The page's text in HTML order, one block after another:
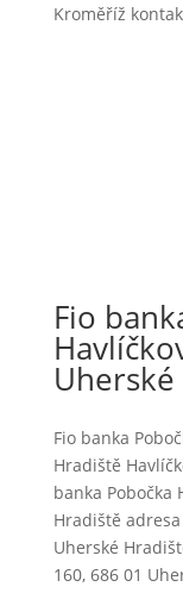
Kroměříž
Fio
Fio banka
Hradiště
banka Pobočka
Hradiště
Uherské
160, 686 01